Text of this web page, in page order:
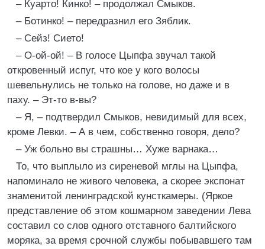
– Куарто! Кинко! – продолжал Смыков.
– Ботинко! – передразнил его Зяблик.
– Сейз! Сието!
– О-ой-ой! – В голосе Цыпфа звучал такой
откровенный испуг, что кое у кого волосы
шевельнулись не только на голове, но даже и в
паху. – Эт-то в-вы?
– Я, – подтвердил Смыков, невидимый для всех,
кроме Левки. – А в чем, собственно говоря, дело?
– Уж больно вы страшны… Хуже варнака…
То, что выплыло из сиреневой мглы на Цыпфа,
напоминало не живого человека, а скорее экспонат
знаменитой ленинградской кунсткамеры. (Яркое
представление об этом кошмарном заведении Лева
составил со слов одного отставного балтийского
моряка, за время срочной службы побывавшего там